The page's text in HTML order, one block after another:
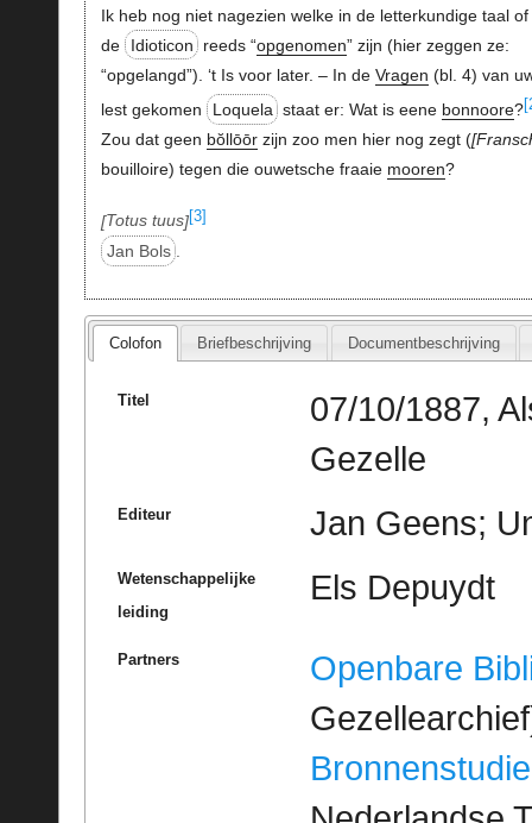
Ik heb nog niet nagezien welke in de letterkundige taal of
de
Idioticon reeds “opgenomen” zijn (hier zeggen ze:
“opgelangd”). ‘t Is voor later. – In de Vragen (bl. 4) van
lest gekomen
Loquela staat er: Wat is eene bonnoore?
Zou dat geen bŏllōōrzijn zoo men hier nog zegt (
bouilloire) tegen die ouwetsche fraaie mooren?
Totus tuus [3]
Jan Bols
Colofon Briefbeschrijving Documentbeschrijving
Titel
07/10/1887,
Gezelle
Editeur Jan Geens;
Wetenschappelijke
leiding
Els Depuydt
Partners
Openbare
Bronnenstudie